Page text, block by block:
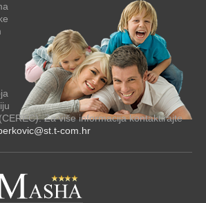
Za više informacija kontaktirajte
com.hr